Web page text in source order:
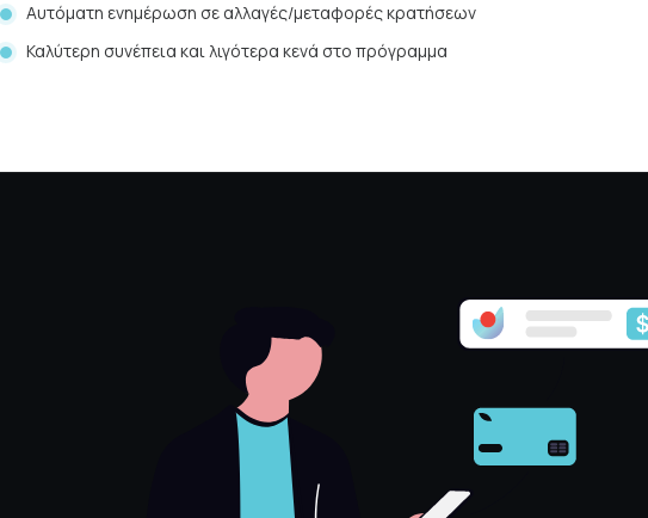
Αυτόματη ενημέρωση σε αλλαγές/μεταφορές κρατήσεων
Καλύτερη συνέπεια και λιγότερα κενά στο πρόγραμμα